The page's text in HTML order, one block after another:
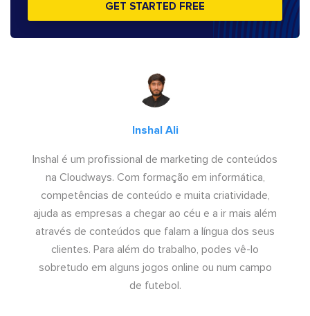
GET STARTED FREE
Inshal Ali
Inshal é um profissional de marketing de conteúdos
na Cloudways. Com formação em informática,
competências de conteúdo e muita criatividade,
ajuda as empresas a chegar ao céu e a ir mais além
através de conteúdos que falam a língua dos seus
clientes. Para além do trabalho, podes vê-lo
sobretudo em alguns jogos online ou num campo
de futebol.